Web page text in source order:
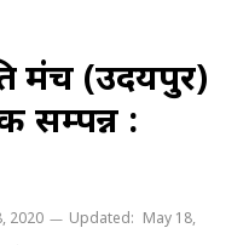
मंच (उदयपुर)
सम्पन्न :
2020 Updated: May 18,